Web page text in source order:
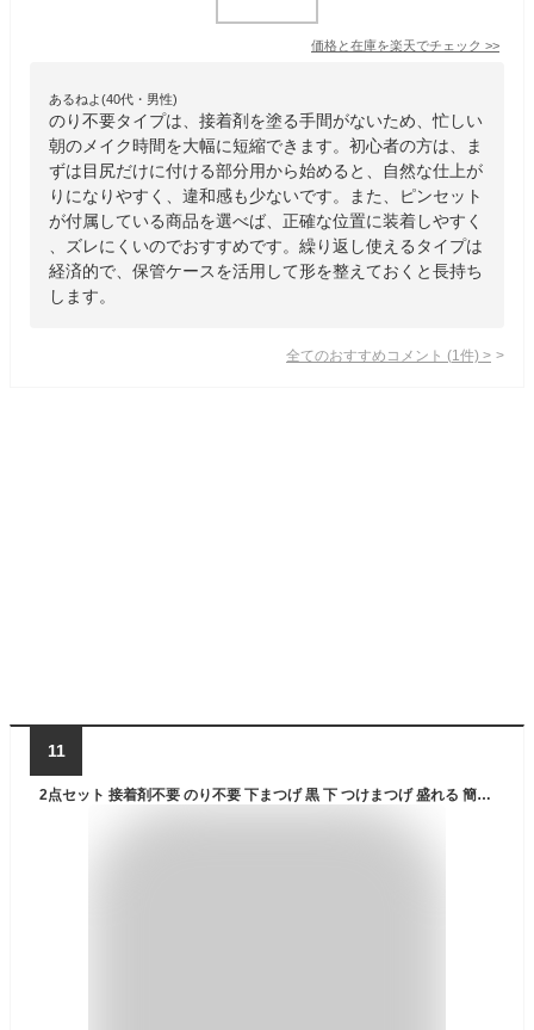
価格と在庫を楽天でチェック >>
あるねよ(40代・男性)
のり不要タイプは、接着剤を塗る手間がないため、忙しい
朝のメイク時間を大幅に短縮できます。初心者の方は、ま
ずは目尻だけに付ける部分用から始めると、自然な仕上が
りになりやすく、違和感も少ないです。また、ピンセット
が付属している商品を選べば、正確な位置に装着しやすく
、ズレにくいのでおすすめです。繰り返し使えるタイプは
経済的で、保管ケースを活用して形を整えておくと長持ち
します。
全てのおすすめコメント (1 件) >
11
2点セット 接着剤不要 のり不要 下まつげ 黒 下 つけまつげ 盛れる 簡単 束感 まつ毛 束 ナチュラル 透明軸 つけまつ毛 自然 ブラック 部分用 睫毛 のり付きまつげ まつげ 付けまつげ 付け睫毛 下まつげ 2点セット メイクアップ